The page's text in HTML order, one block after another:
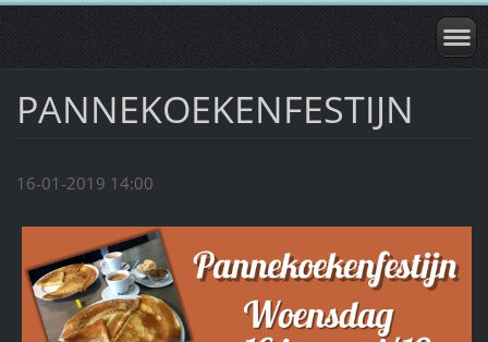
PANNEKOEKENFESTIJN
16-01-2019 14:00